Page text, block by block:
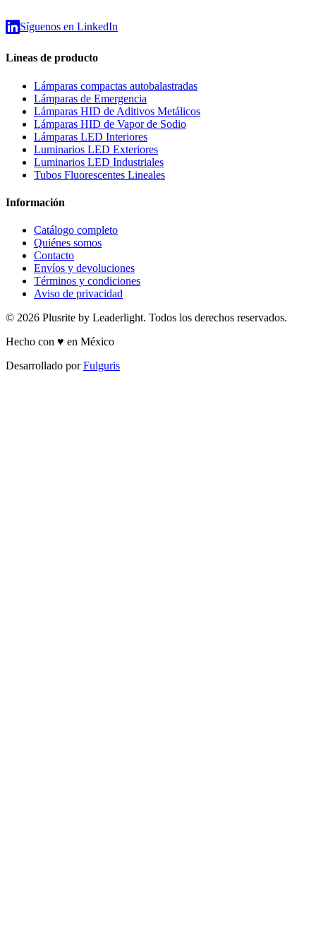
Síguenos en LinkedIn
Líneas de producto
Lámparas compactas autobalastradas
Lámparas de Emergencia
Lámparas HID de Aditivos Metálicos
Lámparas HID de Vapor de Sodio
Lámparas LED Interiores
Luminarios LED Exteriores
Luminarios LED Industriales
Tubos Fluorescentes Lineales
Información
Catálogo completo
Quiénes somos
Contacto
Envíos y devoluciones
Términos y condiciones
Aviso de privacidad
© 2026 Plusrite by Leaderlight. Todos los derechos reservados.
Hecho con ♥ en México
Desarrollado porFulguris